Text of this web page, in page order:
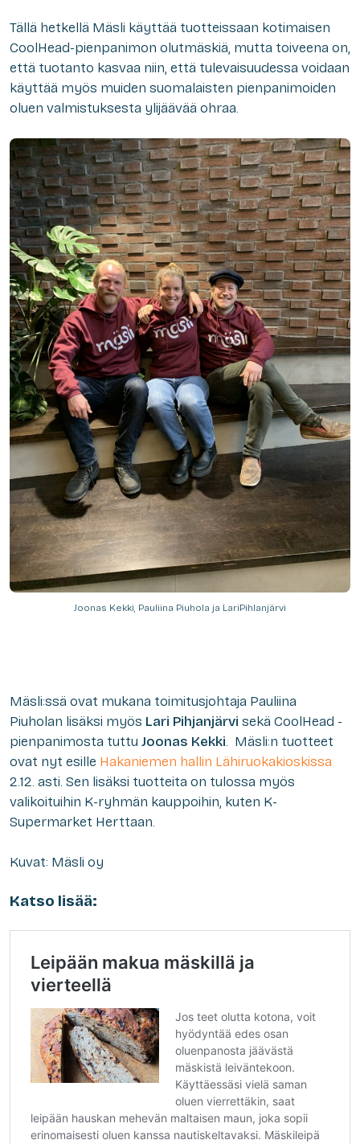
Tällä hetkellä Mäsli käyttää tuotteissaan kotimaisen
CoolHead-pienpanimon olutmäskiä, mutta toiveena on,
että tuotanto kasvaa niin, että tulevaisuudessa voidaan
käyttää myös muiden suomalaisten pienpanimoiden
oluen valmistuksesta ylijäävää ohraa.
Joonas Kekki, Pauliina Piuhola ja LariPihlanjärvi
Mäsli:ssä ovat mukana toimitusjohtaja Pauliina
Piuholan lisäksi myös Lari Pihjanjärvi sekä CoolHead -
pienpanimosta tuttu Joonas Kekki. Mäsli:n tuotteet
ovat nyt esille Hakaniemen hallin Lähiruokakioskissa
2.12. asti. Sen lisäksi tuotteita on tulossa myös
valikoituihin K-ryhmän kauppoihin, kuten K-
Supermarket Herttaan.
Kuvat: Mäsli oy
Katso lisää: